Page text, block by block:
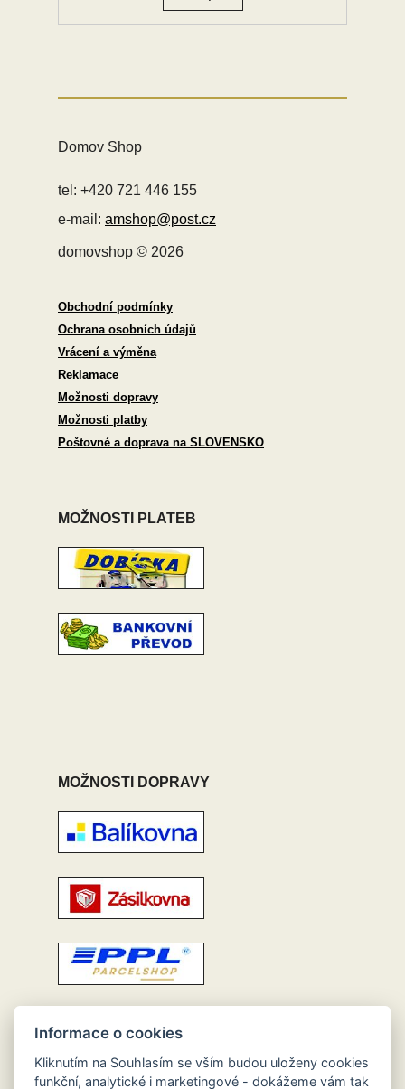
Domov Shop
tel: +420 721 446 155
e-mail: amshop@post.cz
domovshop © 2026
Obchodní podmínky
Ochrana osobních údajů
Vrácení a výměna
Reklamace
Možnosti dopravy
Možnosti platby
Poštovné a doprava na SLOVENSKO
MOŽNOSTI PLATEB
MOŽNOSTI DOPRAVY
Informace o cookies
Kliknutím na Souhlasím se vším budou uloženy cookies
funkční, analytické i marketingové - dokážeme vám tak